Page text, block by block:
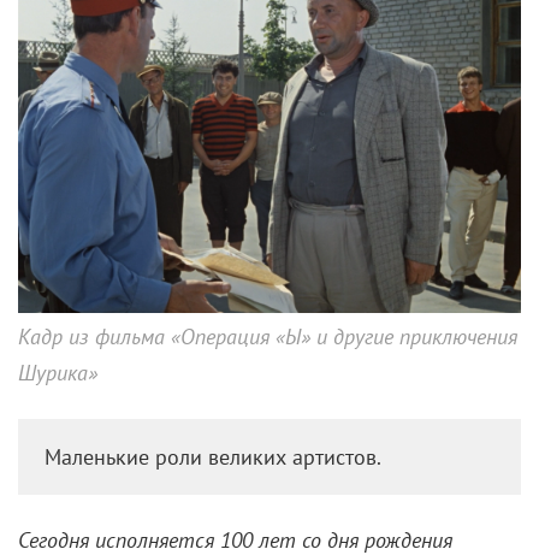
Кадр из фильма «Операция «Ы» и другие приключения
Шурика»
Маленькие роли великих артистов.
Сегодня исполняется 100 лет со дня рождения